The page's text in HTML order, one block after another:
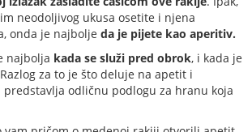
neodoljivog ukusa osetite i njena
onda je najbolje da je pijete kao aperitiv.
najbolja kada se služi pred obrok, i kada je
za to je što deluje na apetit i
predstavlja odličnu podlogu za hranu koja